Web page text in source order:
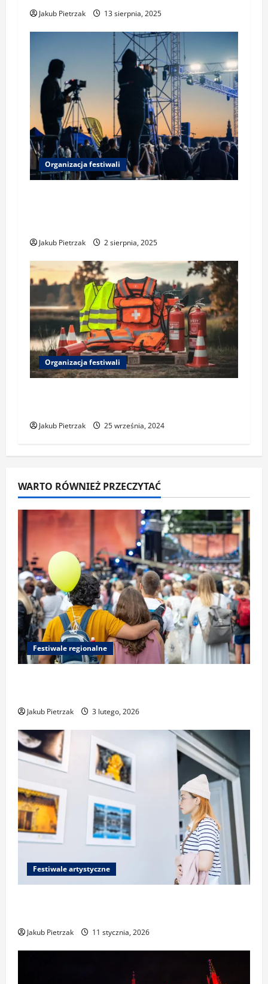
Jakub Pietrzak 13 sierpnia, 2025
Organizacja festiwali
Jakub Pietrzak 2 sierpnia, 2025
Organizacja festiwali
Jakub Pietrzak 25 września, 2024
WARTO RÓWNIEŻ PRZECZYTAĆ
Festiwale regionalne
Jakub Pietrzak 3 lutego, 2026
Festiwale artystyczne
Jakub Pietrzak 11 stycznia, 2026